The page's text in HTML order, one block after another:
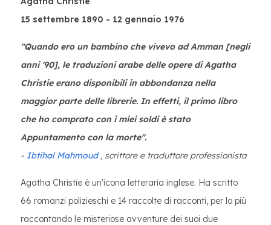
15 settembre 1890 - 12 gennaio 1976
"Quando ero un bambino che vivevo ad Amman [negli
anni '90], le traduzioni arabe delle opere di Agatha
Christie erano disponibili in abbondanza nella
maggior parte delle librerie. In effetti, il primo libro
che ho comprato con i miei soldi è stato
Appuntamento con la morte".
- Ibtihal Mahmoud, scrittore e traduttore professionista
Agatha Christie è un'icona letteraria inglese. Ha scritto
66 romanzi polizieschi e 14 raccolte di racconti, per lo più
raccontando le misteriose avventure dei suoi due